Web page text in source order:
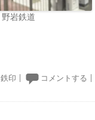
岩鉄道
印 | コメントする |